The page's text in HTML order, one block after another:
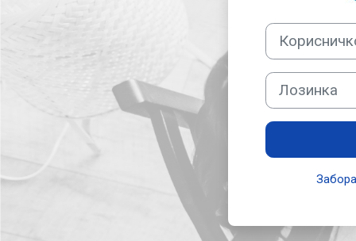
Корисничко име
Лозинка